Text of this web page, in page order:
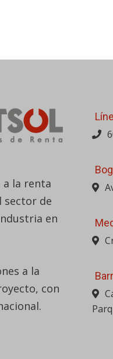
a la renta
sector de
en
a la
con